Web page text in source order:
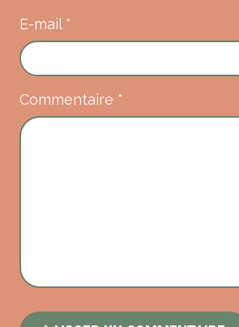
Commentaire *
E-mail *